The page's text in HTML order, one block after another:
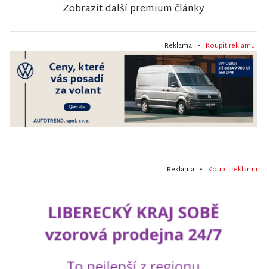
Zobrazit další premium články
Reklama • Koupit reklamu
Reklama • Koupit reklamu